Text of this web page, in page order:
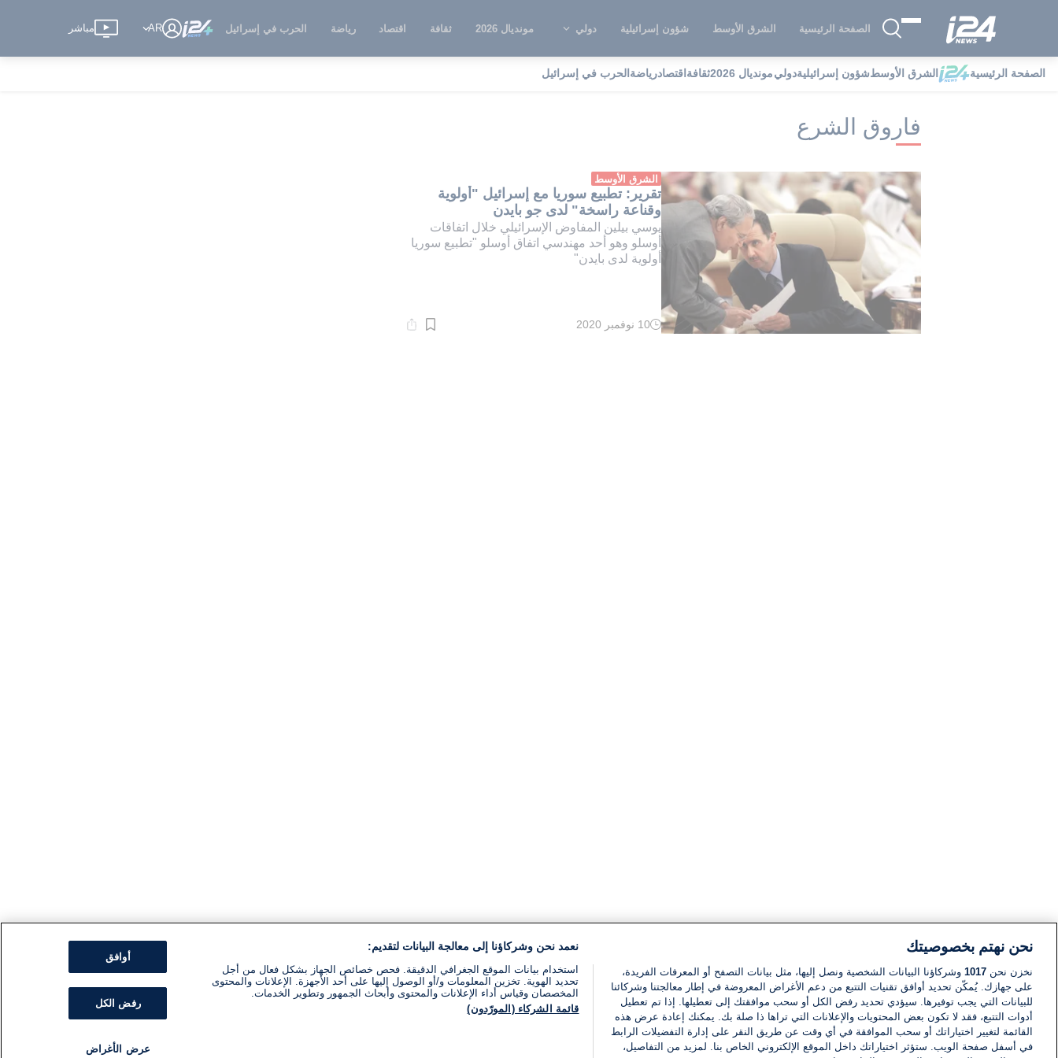
الصفحة الرئيسية الشرق الأوسط شؤون إسرائيلية دولي مونديال 2026 ثقافة اقتصاد رياضة الحرب في إسرائيل AR مباشر
الصفحة الرئيسية الشرق الأوسطشؤون إسرائيليةدوليمونديال 2026 ثقافة اقتصادرياضة الحرب في إسرائيل i24NEWS i24NEWS فهرس علامات فاروق الشرع
فاروق الشرع
الشرق الأوسط
تقرير: تطبيع سوريا مع إسرائيل "أولوية
وقناعة راسخة" لدى جو بايدن
يوسي بيلين المفاوض الإسرائيلي خلال اتفاقات
أوسلو وهو أحد مهندسي اتفاق أوسلو "تطبيع سوريا
أولوية لدى بايدن"
وقت
10 نوفمبر 2020
نحن نهتم بخصوصيتك
نخزن نحن 1017 وشركاؤنا البيانات الشخصية ونصل إليها، مثل بيانات التصفح أو المعرفات الفريدة،
على جهازك. يُمكّن تحديد أوافق تقنيات التتبع من دعم الأغراض المعروضة في إطار معالجتنا وشركائنا
للبيانات التي يجب توفيرها. سيؤدي تحديد رفض الكل أو سحب موافقتك إلى تعطيلها. إذا تم تعطيل
أدوات التتبع، فقد لا تكون بعض المحتويات والإعلانات التي تراها ذا صلة بك. يمكنك إعادة عرض هذه
القائمة لتغيير اختياراتك أو سحب الموافقة في أي وقت عن طريق النقر على إدارة التفضيلات الرابط
في أسفل صفحة الويب. ستؤثر اختياراتك داخل الموقع الإلكتروني الخاص بنا. لمزيد من التفاصيل،
نعمد نحن وشركاؤنا إلى معالجة البيانات لتقديم:
استخدام بيانات الموقع الجغرافي الدقيقة. فحص خصائص الجهاز بشكل فعال من أجل
تحديد الهوية. تخزين المعلومات و/أو الوصول إليها على أحد الأجهزة. الإعلانات والمحتوى
المخصصان وقياس أداء الإعلانات والمحتوى وأبحاث الجمهور وتطوير الخدمات.
قائمة الشركاء (المورّدون)
أوافق
رفض الكل
عرض الأغراض